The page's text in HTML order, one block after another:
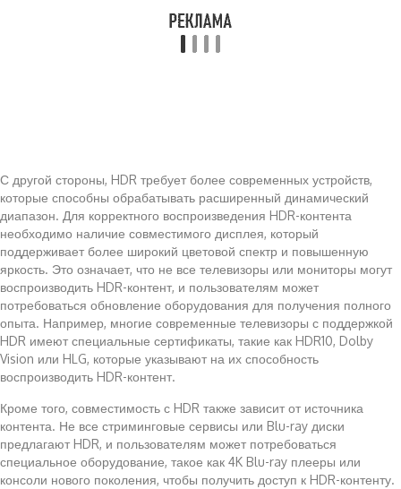
С другой стороны, HDR требует более современных устройств,
которые способны обрабатывать расширенный динамический
диапазон. Для корректного воспроизведения HDR-контента
необходимо наличие совместимого дисплея, который
поддерживает более широкий цветовой спектр и повышенную
яркость. Это означает, что не все телевизоры или мониторы могут
воспроизводить HDR-контент, и пользователям может
потребоваться обновление оборудования для получения полного
опыта. Например, многие современные телевизоры с поддержкой
HDR имеют специальные сертификаты, такие как HDR10, Dolby
Vision или HLG, которые указывают на их способность
воспроизводить HDR-контент.
Кроме того, совместимость с HDR также зависит от источника
контента. Не все стриминговые сервисы или Blu-ray диски
предлагают HDR, и пользователям может потребоваться
специальное оборудование, такое как 4K Blu-ray плееры или
консоли нового поколения, чтобы получить доступ к HDR-контенту.